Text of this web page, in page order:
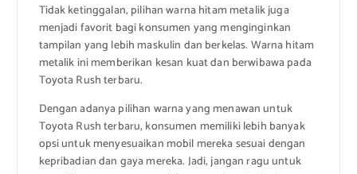
Tidak ketinggalan, pilihan warna hitam metalik juga
menjadi favorit bagi konsumen yang menginginkan
tampilan yang lebih maskulin dan berkelas. Warna hitam
metalik ini memberikan kesan kuat dan berwibawa pada
Toyota Rush terbaru.
Dengan adanya pilihan warna yang menawan untuk
Toyota Rush terbaru, konsumen memiliki lebih banyak
opsi untuk menyesuaikan mobil mereka sesuai dengan
kepribadian dan gaya mereka. Jadi, jangan ragu untuk